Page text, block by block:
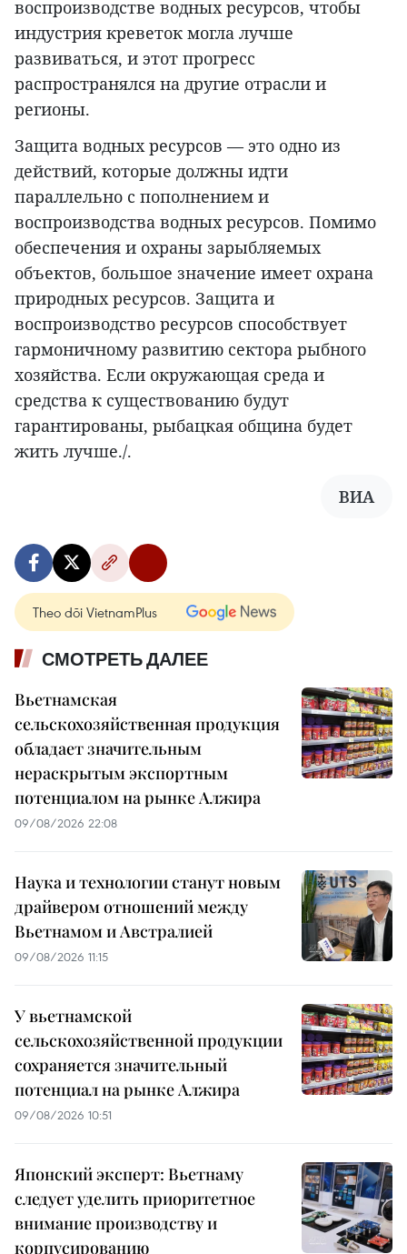
воспроизводстве водных ресурсов, чтобы
индустрия креветок могла лучше
развиваться, и этот прогресс
распространялся на другие отрасли и
регионы.
Защита водных ресурсов — это одно из
действий, которые должны идти
параллельно с пополнением и
воспроизводства водных ресурсов. Помимо
обеспечения и охраны зарыбляемых
объектов, большое значение имеет охрана
природных ресурсов. Защита и
воспроизводство ресурсов способствует
гармоничному развитию сектора рыбного
хозяйства. Если окружающая среда и
средства к существованию будут
гарантированы, рыбацкая община будет
жить лучше./.
ВИА
Theo dõi VietnamPlus
СМОТРЕТЬ ДАЛЕЕ
Вьетнамская
сельскохозяйственная продукция
обладает значительным
нераскрытым экспортным
потенциалом на рынке Алжира
09/08/2026 22:08
Наука и технологии станут новым
драйвером отношений между
Вьетнамом и Австралией
09/08/2026 11:15
У вьетнамской
сельскохозяйственной продукции
сохраняется значительный
потенциал на рынке Алжира
09/08/2026 10:51
Японский эксперт: Вьетнаму
следует уделить приоритетное
внимание производству и
корпусированию